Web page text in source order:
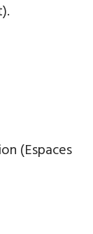
(Espaces